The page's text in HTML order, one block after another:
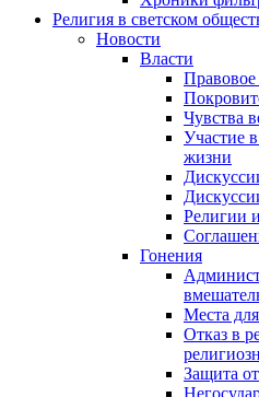
Религия в светском
Новости
Власти
Правовое
Чувства
Участие
жизни
Религии
Гонения
Места
Отказ в
Защита